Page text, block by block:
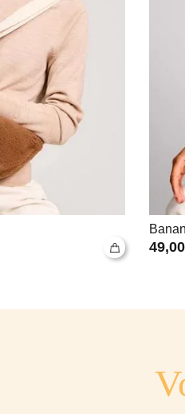
49,00